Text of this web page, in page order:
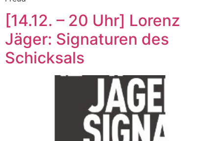
[14.12. – 20 Uhr] Lorenz
Jäger: Signaturen des
Schicksals